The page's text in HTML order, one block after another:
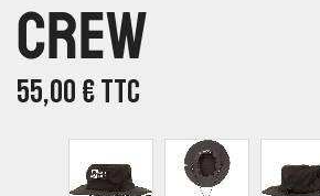
Crew
55,00€TTC